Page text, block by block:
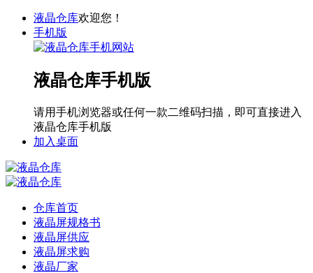
液晶仓库欢迎您！
手机版
液晶仓库手机版
请用手机浏览器或任何一款二维码扫描，即可直接进入
液晶仓库手机版
加入桌面
仓库首页
液晶屏规格书
液晶屏供应
液晶屏求购
液晶厂家